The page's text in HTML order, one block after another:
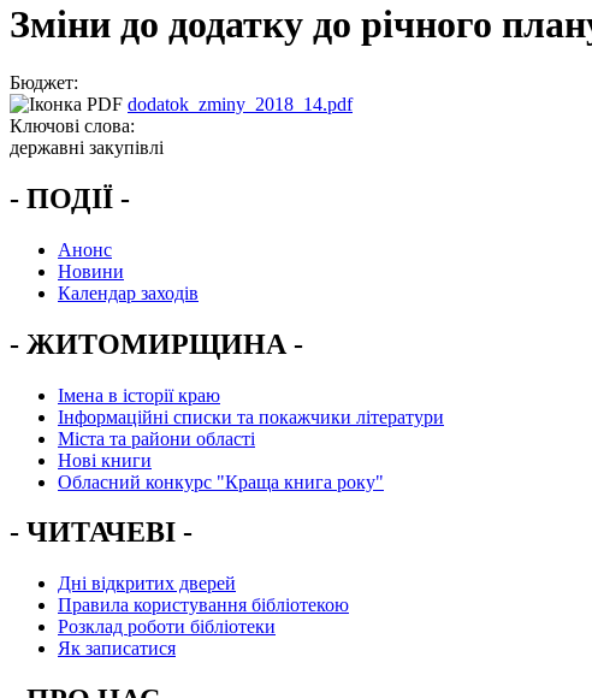
Зміни до додатку до річного
Бюджет:
dodatok_zminy_2018_14.pdf
Ключові слова:
державні закупівлі
- ПОДІЇ -
Анонс
Новини
Календар заходів
- ЖИТОМИРЩИНА -
Імена в історії краю
Інформаційні списки та покажчики літератури
Міста та райони області
Нові книги
Обласний конкурс "Краща книга року"
- ЧИТАЧЕВІ -
Дні відкритих дверей
Правила користування бібліотекою
Розклад роботи бібліотеки
Як записатися